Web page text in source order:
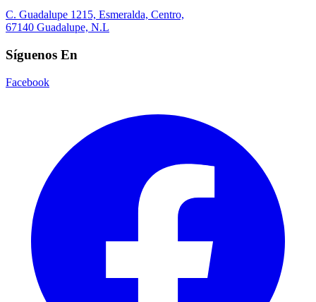
C. Guadalupe 1215, Esmeralda, Centro,
67140 Guadalupe, N.L
Síguenos En
Facebook